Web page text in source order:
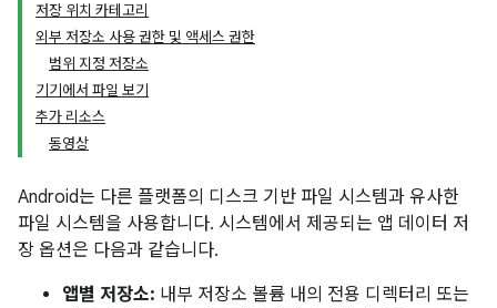
저장 위치 카테고리
외부 저장소 사용 권한 및 액세스 권한
범위 지정 저장소
기기에서 파일 보기
추가 리소스
동영상
Android는 다른 플랫폼의 디스크 기반 파일 시스템과 유사한
파일 시스템을 사용합니다. 시스템에서 제공되는 앱 데이터 저
장 옵션은 다음과 같습니다.
앱별 저장소: 내부 저장소 볼륨 내의 전용 디렉터리 또는